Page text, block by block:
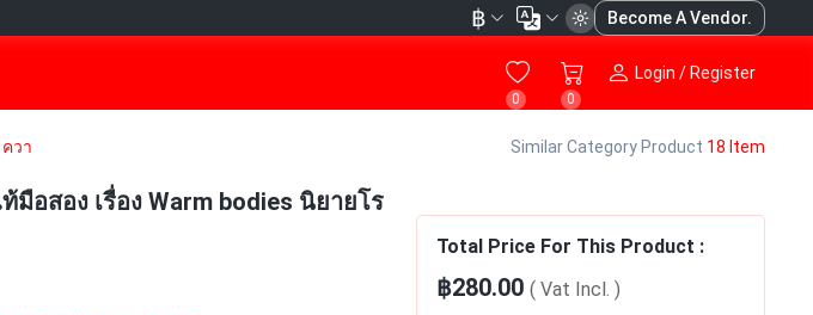
฿ Become A Vendor.
0 0
Login / Register
วา Similar Category Product 18 Item
อสอง เรื่อง Warm bodies นิยายโร
Total Price For This Product :
฿280.00 ( Vat Incl. )